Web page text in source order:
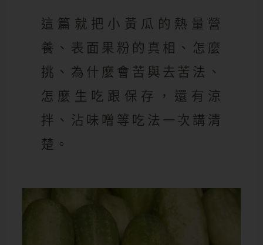
這篇就把小黃瓜的熱量營
養、表面果粉的真相、怎麼
挑、為什麼會苦與去苦法、
怎麼生吃跟保存，還有涼
拌、沾味噌等吃法一次講清
楚。